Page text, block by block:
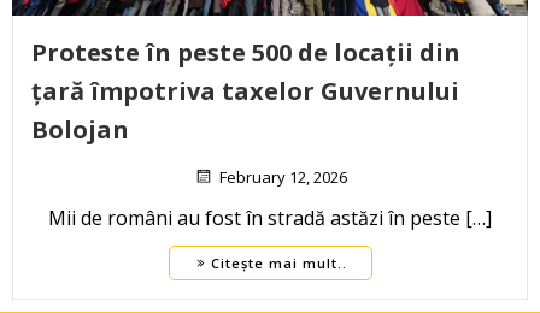
Proteste în peste 500 de locații din
țară împotriva taxelor Guvernului
Bolojan
February 12, 2026
Mii de români au fost în stradă astăzi în peste […]
Citește mai mult..